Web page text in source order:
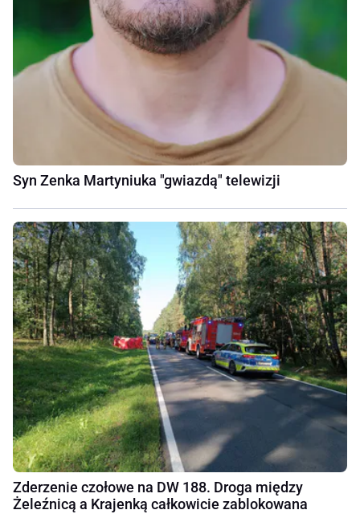
Syn Zenka Martyniuka "gwiazdą" telewizji
Zderzenie czołowe na DW 188. Droga między
Żeleźnicą a Krajenką całkowicie zablokowana